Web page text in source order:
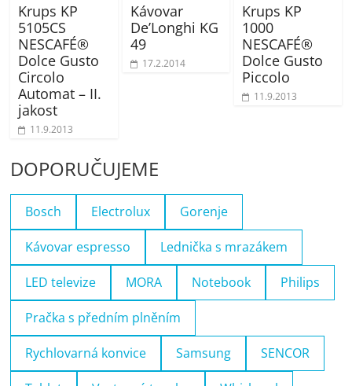
Krups KP
5105CS
NESCAFÉ®
Dolce Gusto
Circolo
Automat – II.
jakost
11.9.2013
Kávovar
De’Longhi KG
49
17.2.2014
Krups KP
1000
NESCAFÉ®
Dolce Gusto
Piccolo
11.9.2013
DOPORUČUJEME
Bosch Electrolux Gorenje
Kávovar espresso Lednička s mrazákem
LED televize MORA Notebook Philips
Pračka s předním plněním
Rychlovarná konvice Samsung SENCOR